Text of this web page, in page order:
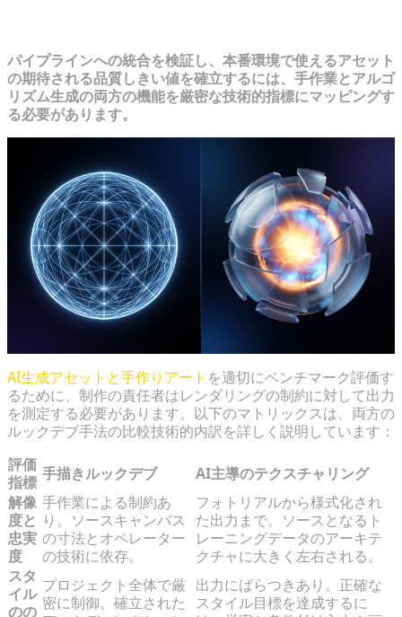
パイプラインへの統合を検証し、本番環境で使えるアセット
の期待される品質しきい値を確立するには、手作業とアルゴ
リズム生成の両方の機能を厳密な技術的指標にマッピングす
る必要があります。
AI生成アセットと手作りアート を適切にベンチマーク評価す
るために、制作の責任者はレンダリングの制約に対して出力
を測定する必要があります。以下のマトリックスは、両方の
ルックデブ手法の比較技術的内訳を詳しく説明しています：
評価
指標 手描きルックデブ
AI主導のテクスチャリング
解像
度と
忠実
度
手作業による制約あ
り。ソースキャンバス
の寸法とオペレーター
の技術に依存。
フォトリアルから様式化され
た出力まで。ソースとなるト
レーニングデータのアーキテ
クチャに大きく左右される。
スタ
イル
のの
プロジェクト全体で厳
密に制御。確立された
出力にばらつきあり。正確な
スタイル目標を達成するに